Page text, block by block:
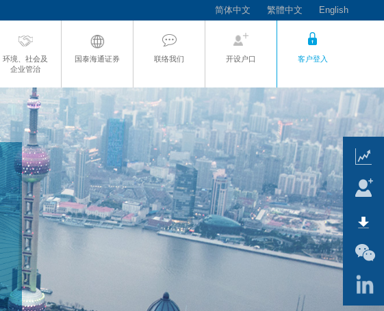
简体中文 繁體中文 English
环境、社会及
企业管治
国泰海通证券 联络我们 开设户口 客户登入